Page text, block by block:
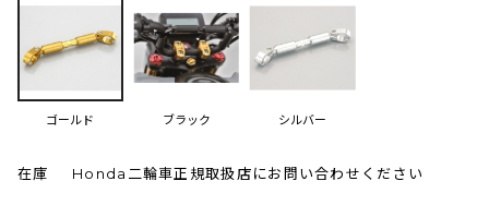
ゴールド ブラック シルバー
在庫 Honda二輪車正規取扱店にお問い合わせください